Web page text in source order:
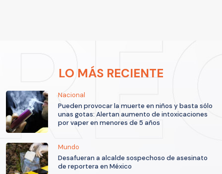
LO MÁS RECIENTE
Nacional
Pueden provocar la muerte en niños y basta sólo
unas gotas: Alertan aumento de intoxicaciones
por vaper en menores de 5 años
Mundo
Desafueran a alcalde sospechoso de asesinato
de reportera en México